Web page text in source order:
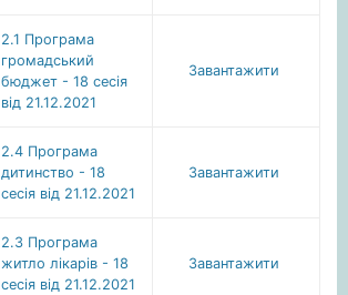
2.1 Програма
громадський
бюджет - 18 сесія
від 21.12.2021
Завантажити
2.4 Програма
дитинство - 18
сесія від 21.12.2021
Завантажити
2.3 Програма
житло лікарів - 18
сесія від 21.12.2021
Завантажити